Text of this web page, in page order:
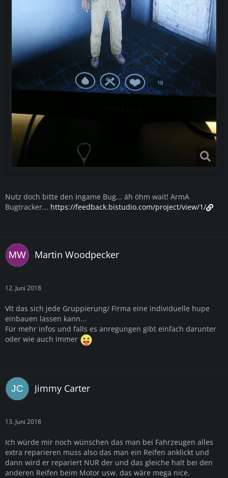
Nutz doch bitte den Ingame Bug... äh öhm wait! ArmA
Bugtracker... https://feedback.bistudio.com/project/view/1/
Martin Woodpecker
12. Juni 2018
Vlt das sich jede Gruppierung/ Firma eine individuelle hupe
einbauen lassen kann...
Für mehr infos und falls es anregungen gibt einfach darunter
oder wie auch immer
Jimmy Carter
13. Juni 2018
Ich würde mir noch wünschen das man bei Fahrzeugen alles
extra reparieren muss also das man ein Reifen anklickt und
dann wird er repariert NUR der und das gleiche halt bei den
anderen Reifen beim Motor usw. das wäre mega nice.